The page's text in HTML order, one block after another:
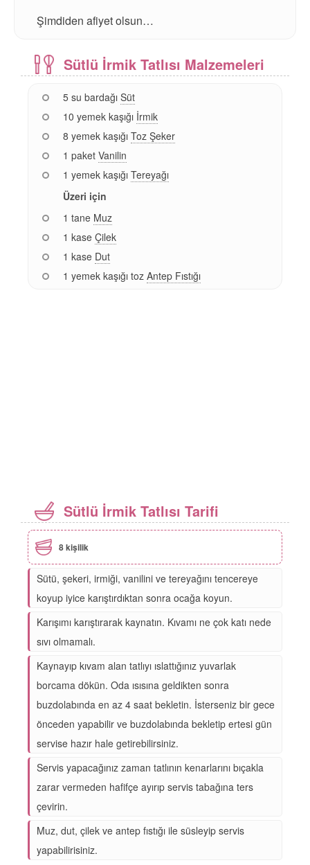
Şimdiden afiyet olsun…
Sütlü İrmik Tatlısı Malzemeleri
5 su bardağı Süt
10 yemek kaşığı İrmik
8 yemek kaşığı Toz Şeker
1 paket Vanilin
1 yemek kaşığı Tereyağı
Üzeri için
1 tane Muz
1 kase Çilek
1 kase Dut
1 yemek kaşığı toz Antep Fıstığı
Sütlü İrmik Tatlısı Tarifi
8 kişilik
Sütü, şekeri, irmiği, vanilini ve tereyağını tencereye
koyup iyice karıştırdıktan sonra ocağa koyun.
Karışımı karıştırarak kaynatın. Kıvamı ne çok katı nede
sıvı olmamalı.
Kaynayıp kıvam alan tatlıyı ıslattığınız yuvarlak
borcama dökün. Oda ısısına geldikten sonra
buzdolabında en az 4 saat bekletin. İsterseniz bir gece
önceden yapabilir ve buzdolabında bekletip ertesi gün
servise hazır hale getirebilirsiniz.
Servis yapacağınız zaman tatlının kenarlarını bıçakla
zarar vermeden hafifçe ayırıp servis tabağına ters
çevirin.
Muz, dut, çilek ve antep fıstığı ile süsleyip servis
yapabilirisiniz.